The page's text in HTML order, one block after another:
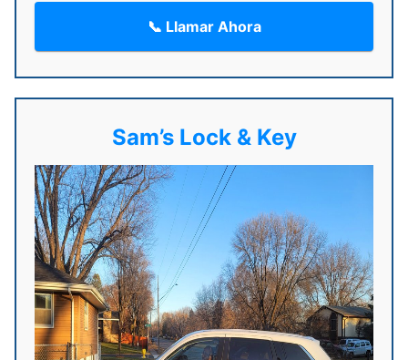
📞 Llamar Ahora
Sam’s Lock & Key